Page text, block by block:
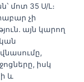
մոտ 35 U/L։
չի
այն կարող
իսկ
և